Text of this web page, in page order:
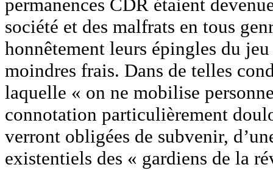
permanences CDR étaient
société et des malfrats en tous
honnêtement leurs épingles du
moindres frais. Dans de telles
laquelle « on ne mobilise
connotation particulièrement
verront obligées de subvenir,
existentiels des « gardiens de la